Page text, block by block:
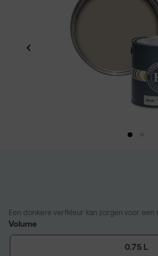
Een donkere verfkleur kan zorgen voor een
Volume
0.75 L